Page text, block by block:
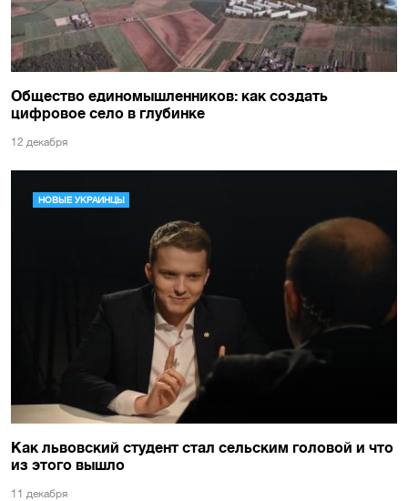
Общество единомышленников: как создать
цифровое село в глубинке
12 декабря
НОВЫЕ УКРАИНЦЫ
Как львовский студент стал сельским головой и что
из этого вышло
11 декабря